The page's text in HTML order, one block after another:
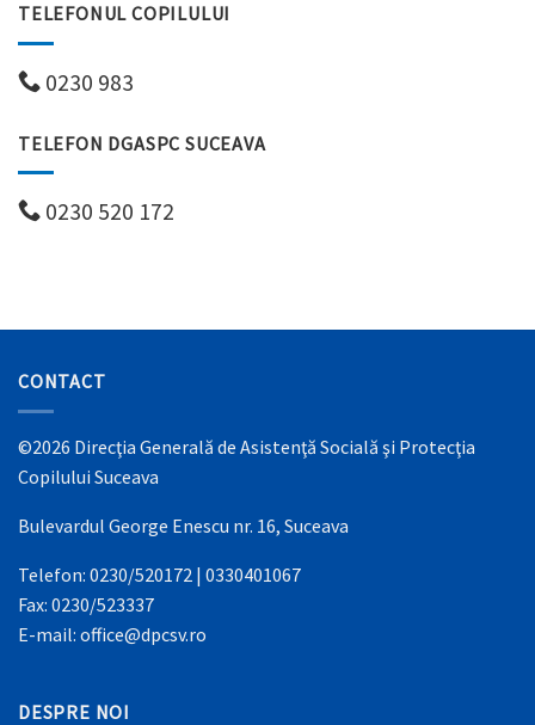
TELEFONUL COPILULUI
0230 983
TELEFON DGASPC SUCEAVA
0230 520 172
CONTACT
©2026 Direcţia Generală de Asistenţă Socială şi Protecţia
Copilului Suceava
Bulevardul George Enescu nr. 16, Suceava
Telefon: 0230/520172 | 0330401067
Fax: 0230/523337
E-mail: office@dpcsv.ro
DESPRE NOI